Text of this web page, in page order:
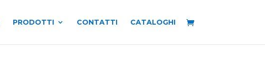
PRODOTTI CONTATTI CATALOGHI